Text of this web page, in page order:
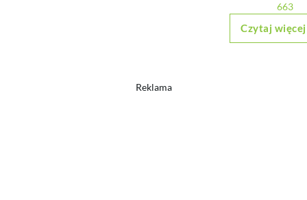
663
Czytaj więcej
Reklama